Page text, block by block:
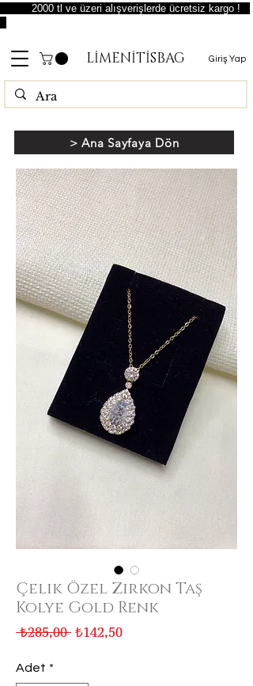
LİMENİTİSBAG Giriş Yap
2000 tl ve üzeri alışverişlerde ücretsiz kargo !
Çelik Özel Zirkon Taş
Kolye Gold Renk
₺285,00 Normal
₺142,50İndirimli
Adet *
> Ana Sayfaya Dön